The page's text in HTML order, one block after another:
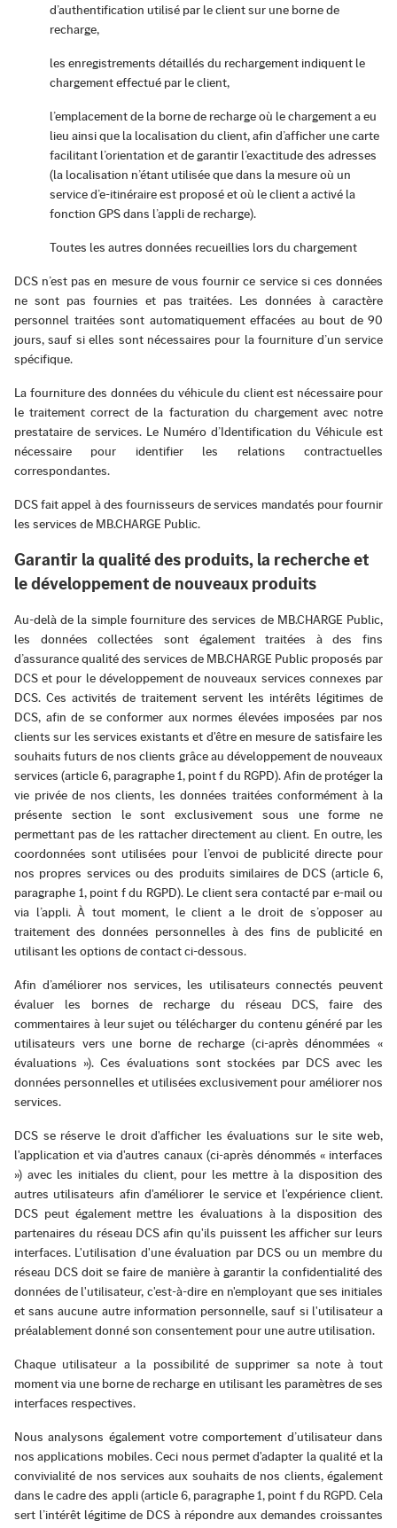
d’authentification utilisé par le client sur une borne de
recharge,
les enregistrements détaillés du rechargement indiquent le
chargement effectué par le client,
l’emplacement de la borne de recharge où le chargement a eu
lieu ainsi que la localisation du client, afin d’afficher une carte
facilitant l’orientation et de garantir l’exactitude des adresses
(la localisation n’étant utilisée que dans la mesure où un
service d’e-itinéraire est proposé et où le client a activé la
fonction GPS dans l’appli de recharge).
Toutes les autres données recueillies lors du chargement
DCS n’est pas en mesure de vous fournir ce service si ces données
ne sont pas fournies et pas traitées. Les données à caractère
personnel traitées sont automatiquement effacées au bout de 90
jours, sauf si elles sont nécessaires pour la fourniture d’un service
spécifique.
La fourniture des données du véhicule du client est nécessaire pour
le traitement correct de la facturation du chargement avec notre
prestataire de services. Le Numéro d’Identification du Véhicule est
nécessaire pour identifier les relations contractuelles
correspondantes.
DCS fait appel à des fournisseurs de services mandatés pour fournir
les services de MB.CHARGE Public.
Garantir la qualité des produits, la recherche et
le développement de nouveaux produits
Au-delà de la simple fourniture des services de MB.CHARGE Public,
les données collectées sont également traitées à des fins
d’assurance qualité des services de MB.CHARGE Public proposés par
DCS et pour le développement de nouveaux services connexes par
DCS. Ces activités de traitement servent les intérêts légitimes de
DCS, afin de se conformer aux normes élevées imposées par nos
clients sur les services existants et d'être en mesure de satisfaire les
souhaits futurs de nos clients grâce au développement de nouveaux
services (article 6, paragraphe 1, point f du RGPD). Afin de protéger la
vie privée de nos clients, les données traitées conformément à la
présente section le sont exclusivement sous une forme ne
permettant pas de les rattacher directement au client. En outre, les
coordonnées sont utilisées pour l’envoi de publicité directe pour
nos propres services ou des produits similaires de DCS (article 6,
paragraphe 1, point f du RGPD). Le client sera contacté par e-mail ou
via l’appli. À tout moment, le client a le droit de s’opposer au
traitement des données personnelles à des fins de publicité en
utilisant les options de contact ci-dessous.
Afin d’améliorer nos services, les utilisateurs connectés peuvent
évaluer les bornes de recharge du réseau DCS, faire des
commentaires à leur sujet ou télécharger du contenu généré par les
utilisateurs vers une borne de recharge (ci-après dénommées «
évaluations »). Ces évaluations sont stockées par DCS avec les
données personnelles et utilisées exclusivement pour améliorer nos
services.
DCS se réserve le droit d'afficher les évaluations sur le site web,
l'application et via d'autres canaux (ci-après dénommés « interfaces
») avec les initiales du client, pour les mettre à la disposition des
autres utilisateurs afin d'améliorer le service et l'expérience client.
DCS peut également mettre les évaluations à la disposition des
partenaires du réseau DCS afin qu'ils puissent les afficher sur leurs
interfaces. L'utilisation d'une évaluation par DCS ou un membre du
réseau DCS doit se faire de manière à garantir la confidentialité des
données de l'utilisateur, c'est-à-dire en n'employant que ses initiales
et sans aucune autre information personnelle, sauf si l'utilisateur a
préalablement donné son consentement pour une autre utilisation.
Chaque utilisateur a la possibilité de supprimer sa note à tout
moment via une borne de recharge en utilisant les paramètres de ses
interfaces respectives.
Nous analysons également votre comportement d’utilisateur dans
nos applications mobiles. Ceci nous permet d'adapter la qualité et la
convivialité de nos services aux souhaits de nos clients, également
dans le cadre des appli (article 6, paragraphe 1, point f du RGPD. Cela
sert l’intérêt légitime de DCS à répondre aux demandes croissantes